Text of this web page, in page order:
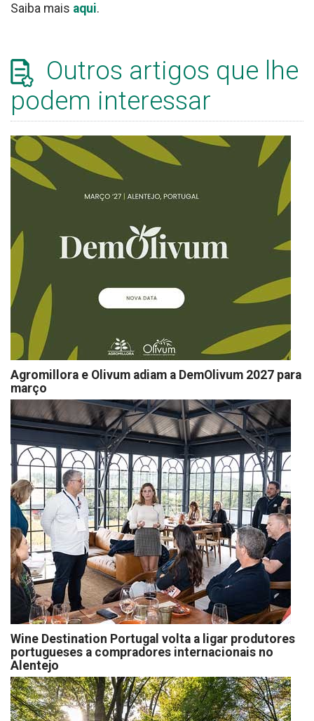
Saiba mais aqui.
Outros artigos que lhe
podem interessar
Agromillora e Olivum adiam a DemOlivum 2027 para
março
Wine Destination Portugal volta a ligar produtores
portugueses a compradores internacionais no
Alentejo